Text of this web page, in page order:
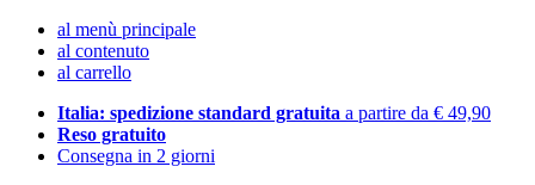
al menù principale
al contenuto
al carrello
Italia: spedizione standard gratuita a partire da € 49,90
Reso gratuito
Consegna in 2 giorni